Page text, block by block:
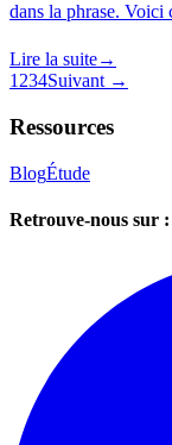
dans la phrase.
Lire la suite→
1 234Suivant →
Ressources
BlogÉtude
Retrouve-nous sur :